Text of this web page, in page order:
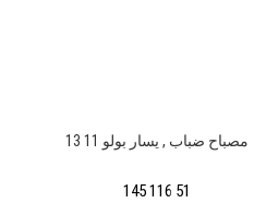
مصباح ضباب , يسار بولو 11 13
145 116 51